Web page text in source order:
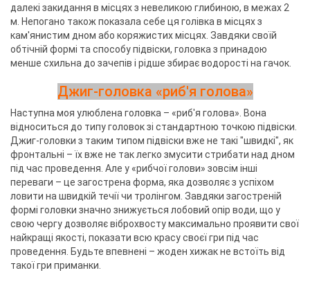
далекі закидання в місцях з невеликою глибиною, в межах 2
м. Непогано також показала себе ця голівка в місцях з
кам'янистим дном або коряжистих місцях. Завдяки своїй
обтічній формі та способу підвіски, головка з принадою
менше схильна до зачепів і рідше збирає водорості на гачок.
Джиг-головка «риб'я голова»
Наступна моя улюблена головка – «риб'я голова». Вона
відноситься до типу головок зі стандартною точкою підвіски.
Джиг-головки з таким типом підвіски вже не такі "швидкі", як
фронтальні – їх вже не так легко змусити стрибати над дном
під час проведення. Але у «рибчої голови» зовсім інші
переваги – це загострена форма, яка дозволяє з успіхом
ловити на швидкій течії чи тролінгом. Завдяки загостреній
формі головки значно знижується лобовий опір води, що у
свою чергу дозволяє віброхвосту максимально проявити свої
найкращі якості, показати всю красу своєї гри під час
проведення. Будьте впевнені – жоден хижак не встоїть від
такої гри приманки.